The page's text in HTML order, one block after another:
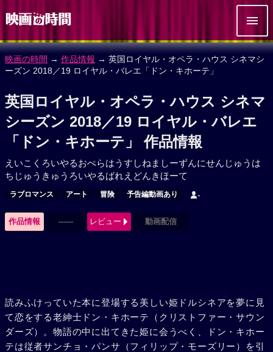
映画の時間 → 作品情報 → 英国ロイヤル・オペラ・ハウス シネマシ
ーズン 2018／19 ロイヤル・バレエ「ドン・キホーテ」
英国ロイヤル・オペラ・ハウス シネマ
シーズン 2018／19 ロイヤル・バレエ
「ドン・キホーテ」 作品情報
えいこくろいやるおぺらはうすしねましーずんにせんじゅうは
ちじゅうきゅうろいやるばれえどんきほーて
ラブロマンス アート 冒険 予告編動画あり -
作品情報 ------ レビュー 動画配信
読みふけっていた本に登場する美しい姫ドルシネアを夢に見
て恋をする老紳士ドン・キホーテ（クリストファー・サウン
ダーズ）。物語の中に出てきた姫に会うべく、ドン・キホー
テは従者サンチョ・パンサ（フィリップ・モーズリー）を引